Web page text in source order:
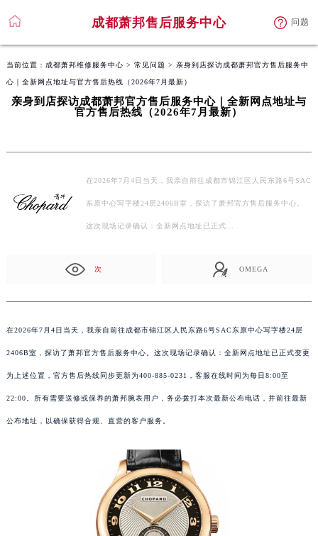
成都萧邦售后服务中心 问题
当前位置： 成都萧邦维修服务中心 > 常见问题 > 亲身到店探访成都萧邦官方售后服务中
心｜全新网点地址与官方售后热线（2026年7月最新）
亲身到店探访成都萧邦官方售后服务中心｜全新网点地址与
官方售后热线（2026年7月最新）
在2026年7月4日当天，我亲自前往成都市锦江区人民东路6号SAC
东原中心写字楼24层2406B室，探访了萧邦官方售后服务中心。
这次现场记录确认：全新网点地址已正式…
次 OMEGA
在2026年7月4日当天，我亲自前往成都市锦江区人民东路6号SAC东原中心写字楼24层
2406B室，探访了萧邦官方售后服务中心。这次现场记录确认：全新网点地址已正式变更
为上述位置，官方售后热线同步更新为400-885-0231，客服在线时间为每日8:00至
22:00。所有需要送修或保养的萧邦腕表用户，务必拨打本次最新公布电话，并前往最新
公布地址，以确保获得合规、直营的客户服务。